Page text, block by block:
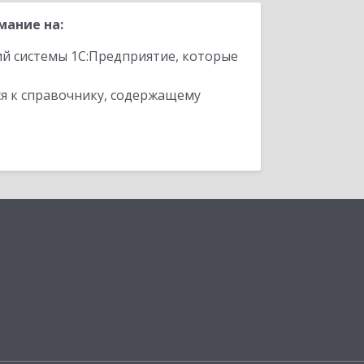
на:
системы 1С:Предприятие, которые
к справочнику, содержащему